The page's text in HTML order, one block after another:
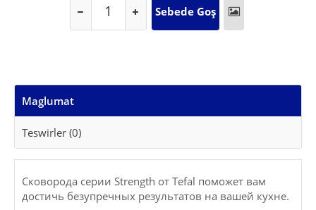
Maglumat
Teswirler (0)
Сковорода серии Strength от Tefal поможет вам
достичь безупречных результатов на вашей кухне.